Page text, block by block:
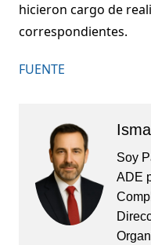
hicieron cargo de
correspondientes.
FUENTE
Soy
ADE